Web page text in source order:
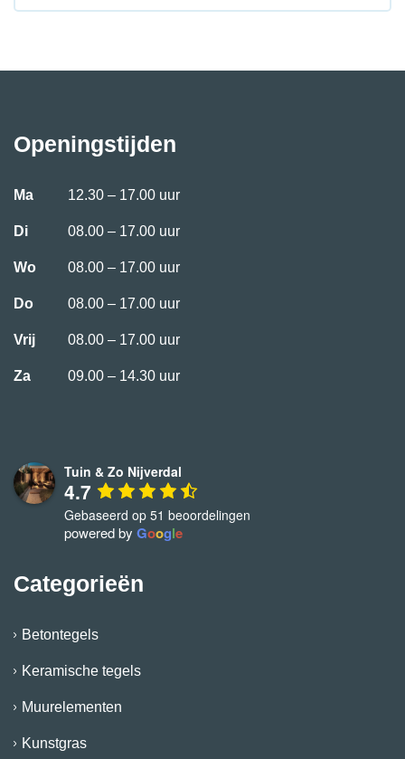
Openingstijden
Ma 12.30 – 17.00 uur
Di 08.00 – 17.00 uur
Wo 08.00 – 17.00 uur
Do 08.00 – 17.00 uur
Vrij 08.00 – 17.00 uur
Za 09.00 – 14.30 uur
Tuin & Zo Nijverdal
4.7
Gebaseerd op 51 beoordelingen
powered by Google
Categorieën
Betontegels
Keramische tegels
Muurelementen
Kunstgras